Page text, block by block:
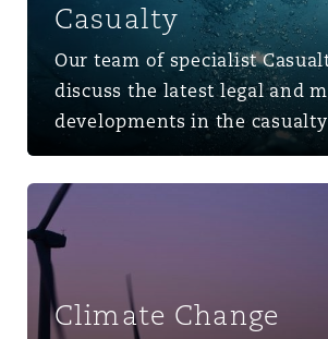
Casualty
Our team of specialist
discuss the latest legal and
developments in the
Climate Change
Climate Change